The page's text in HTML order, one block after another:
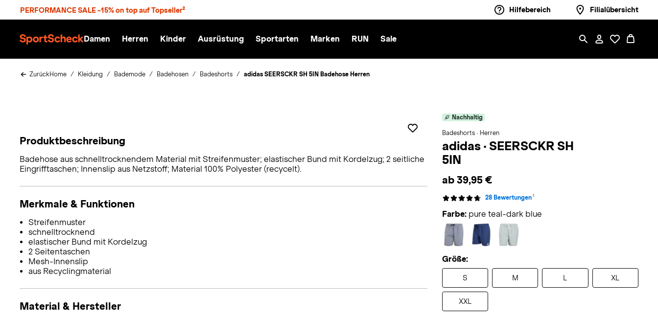
PERFORMANCE SALE -15% on top auf Topseller² Hilfebereich Filialübersicht
Damen Herren Kinder Ausrüstung Sportarten Marken RUN Sale
ZurückHome Kleidung Bademode Badehosen Badeshorts adidas SEERSCKR SH 5IN Badehose Herren
Nachhaltig
Badeshorts · Herren
adidas · SEERSCKR SH
5IN
ab 39,95 €
28 Bewertungen 1
Farbe: pure teal-dark blue
Größe:
S M XL
XXL
Produktbeschreibung
Badehose aus schnelltrocknendem Material mit Streifenmuster; elastischer Bund mit Kordelzug; 2 seitliche
Eingrifftaschen; Innenslip aus Netzstoff; Material 100% Polyester (recycelt).
Merkmale & Funktionen
Streifenmuster
schnelltrocknend
elastischer Bund mit Kordelzug
2 Seitentaschen
Mesh-Innenslip
aus Recyclingmaterial
Material & Hersteller